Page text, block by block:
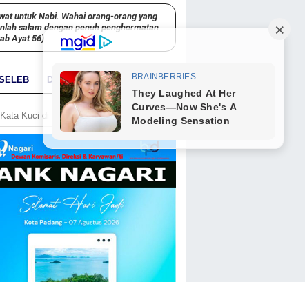
untuk Nabi. Wahai orang-orang yang
salam dengan penuh penghormatan
Ayat 56)
DUNIA PARIWARA
GO